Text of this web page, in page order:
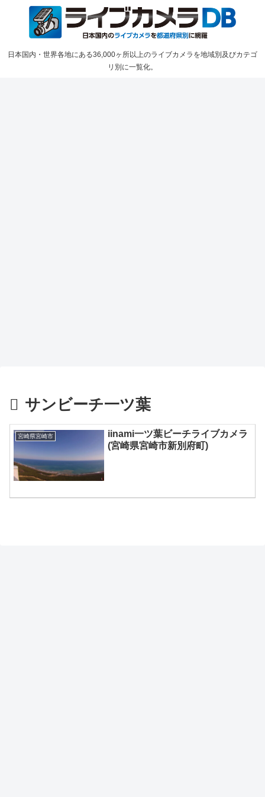
日本国内・世界各地にある36,000ヶ所以上のライブカメラを地域別及びカテゴ
リ別に一覧化。
サンビーチ一ツ葉
宮崎県宮崎市
iinami一ツ葉ビーチライブカメラ
(宮崎県宮崎市新別府町)